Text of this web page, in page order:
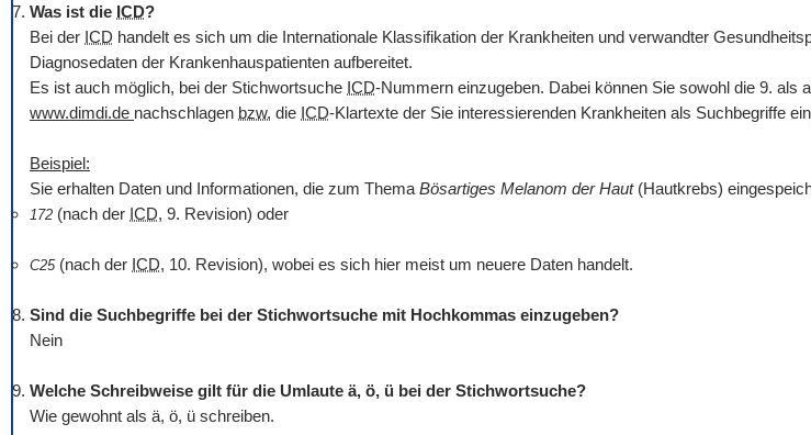
Was ist die ICD?
Bei der ICD handelt es sich um die Internationale Klassifikation der Krankheiten und verwandter
Diagnosedaten der Krankenhauspatienten aufbereitet.
Es ist auch möglich, bei der Stichwortsuche ICD-Nummern einzugeben. Dabei können Sie sowohl die 9. als
www.dimdi.de nachschlagen bzw. die ICD-Klartexte der Sie interessierenden Krankheiten als Suchbegriffe
Beispiel:
Sie erhalten Daten und Informationen, die zum Thema Bösartiges Melanom der Haut (Hautkrebs)
172 (nach der ICD, 9. Revision) oder
C25 (nach der ICD, 10. Revision), wobei es sich hier meist um neuere Daten handelt.
Sind die Suchbegriffe bei der Stichwortsuche mit Hochkommas einzugeben?
Nein
Welche Schreibweise gilt für die Umlaute ä, ö, ü bei der Stichwortsuche?
Wie gewohnt als ä, ö, ü schreiben.